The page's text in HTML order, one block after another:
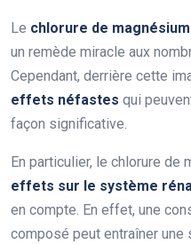
Le chlorure de magnésium
un remède miracle aux
Cependant, derrière cette
effets néfastes qui
façon significative.
En particulier, le chlorure de
effets sur le système
en compte. En effet, une
composé peut entraîner une